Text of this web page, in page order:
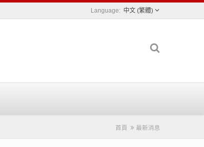
中文 (繁體)
首頁 最新消息